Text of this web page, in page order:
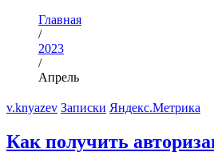
Главная
/
2023
/
Апрель
v.knyazev Записки Яндекс.Метрика
Как получить